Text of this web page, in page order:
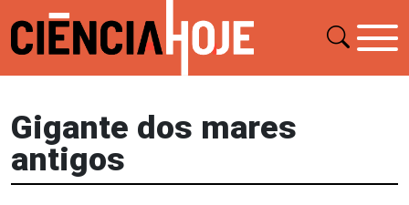
Gigante dos mares
antigos